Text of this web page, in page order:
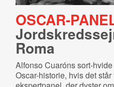
OSCAR-
Roma
Alfonso Cuaróns sort-
Oscar-historie, hvis det